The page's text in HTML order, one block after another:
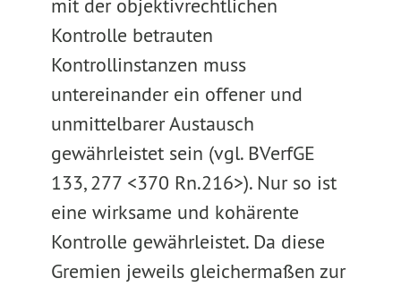
mit der objektivrechtlichen
Kontrolle betrauten
Kontrollinstanzen muss
untereinander ein offener und
unmittelbarer Austausch
gewährleistet sein (vgl. BVerfGE
133, 277 <370 Rn.216>). Nur so ist
eine wirksame und kohärente
Kontrolle gewährleistet. Da diese
Gremien jeweils gleichermaßen zur